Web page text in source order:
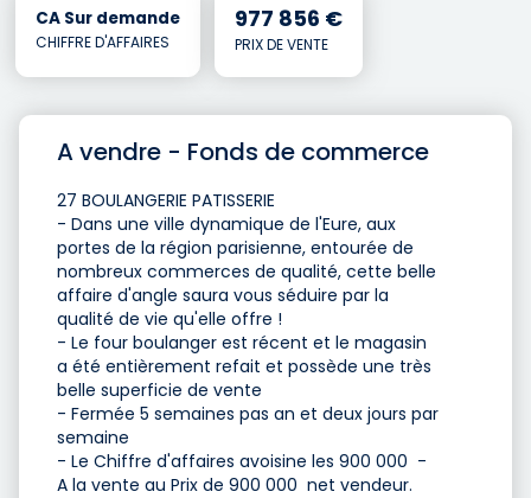
CA Sur demande
CHIFFRE D'AFFAIRES
977 856 €
PRIX DE VENTE
A vendre - Fonds de commerce
27 BOULANGERIE PATISSERIE
- Dans une ville dynamique de l'Eure, aux
portes de la région parisienne, entourée de
nombreux commerces de qualité, cette belle
affaire d'angle saura vous séduire par la
qualité de vie qu'elle offre !
- Le four boulanger est récent et le magasin
a été entièrement refait et possède une très
belle superficie de vente
- Fermée 5 semaines pas an et deux jours par
semaine
- Le Chiffre d'affaires avoisine les 900 000  -
A la vente au Prix de 900 000  net vendeur.